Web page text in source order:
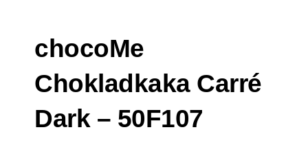
chocoMe
Chokladkaka Carré
Dark – 50F107